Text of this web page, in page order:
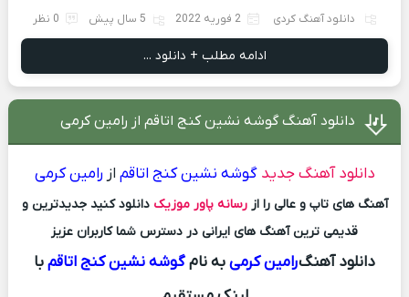
دانلود آهنگ کردی 2 فوریه 2022 5 سال پیش 0 نظر
ادامه مطلب + دانلود ...
دانلود آهنگ گوشه نشین کنج اتاقم از رامین کرمی
دانلود آهنگ جدید گوشه نشین کنج اتاقم از رامین کرمی
آهنگ های تاپ و عالی را ازرسانه پاور موزیک دانلود کنید جدیدترین و
قدیمی ترین آهنگ های ایرانی در دسترس شما کاربران عزیز
دانلود آهنگرامین کرمیبه نامگوشه نشین کنج اتاقمبا